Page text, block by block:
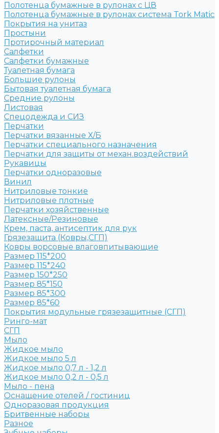
Полотенца бумажные в рулонах с ЦВ
Полотенца бумажные в рулонах система Tork Matic
Покрытия на унитаз
Простыни
Протирочный материал
Салфетки
Салфетки бумажные
Туалетная бумага
Большие рулоны
Бытовая туалетная бумага
Средние рулоны
Листовая
Спецодежда и СИЗ
Перчатки
Перчатки вязанные Х/Б
Перчатки специального назначения
Перчатки для защиты от механ.воздействий
Рукавицы
Перчатки одноразовые
Винил
Нитриловые тонкие
Нитриловые плотные
Перчатки хозяйственные
Латексные/Резиновые
Крем, паста, антисептик для рук
Грязезащита (Ковры,СГП)
Ковры ворсовые влаговпитывающие
Размер 115*200
Размер 115*240
Размер 150*250
Размер 85*150
Размер 85*300
Размер 85*60
Покрытия модульные грязезащитные (СГП)
Ринго-мат
СГП
Мыло
Жидкое мыло
Жидкое мыло 5 л
Жидкое мыло 0,7 л - 1,2 л
Жидкое мыло 0,2 л - 0,5 л
Мыло - пена
Оснащение отелей / гостиниц
Одноразовая продукция
Бритвенные наборы
Разное